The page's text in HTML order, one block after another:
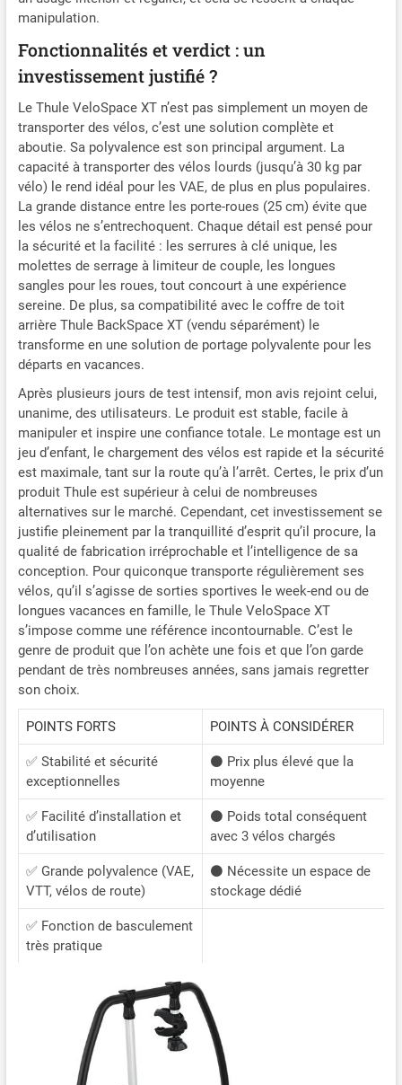
manipulation.
Fonctionnalités et verdict : un
investissement justifié ?
Le Thule VeloSpace XT n’est pas simplement un moyen de
transporter des vélos, c’est une solution complète et
aboutie. Sa polyvalence est son principal argument. La
capacité à transporter des vélos lourds (jusqu’à 30 kg par
vélo) le rend idéal pour les VAE, de plus en plus populaires.
La grande distance entre les porte-roues (25 cm) évite que
les vélos ne s’entrechoquent. Chaque détail est pensé pour
la sécurité et la facilité : les serrures à clé unique, les
molettes de serrage à limiteur de couple, les longues
sangles pour les roues, tout concourt à une expérience
sereine. De plus, sa compatibilité avec le coffre de toit
arrière Thule BackSpace XT (vendu séparément) le
transforme en une solution de portage polyvalente pour les
départs en vacances.
Après plusieurs jours de test intensif, mon avis rejoint celui,
unanime, des utilisateurs. Le produit est stable, facile à
manipuler et inspire une confiance totale. Le montage est un
jeu d’enfant, le chargement des vélos est rapide et la sécurité
est maximale, tant sur la route qu’à l’arrêt. Certes, le prix d’un
produit Thule est supérieur à celui de nombreuses
alternatives sur le marché. Cependant, cet investissement se
justifie pleinement par la tranquillité d’esprit qu’il procure, la
qualité de fabrication irréprochable et l’intelligence de sa
conception. Pour quiconque transporte régulièrement ses
vélos, qu’il s’agisse de sorties sportives le week-end ou de
longues vacances en famille, le Thule VeloSpace XT
s’impose comme une référence incontournable. C’est le
genre de produit que l’on achète une fois et que l’on garde
pendant de très nombreuses années, sans jamais regretter
son choix.
POINTS FORTS POINTS À CONSIDÉRER
✅ Stabilité et sécurité
exceptionnelles
⚫ Prix plus élevé que la
moyenne
✅ Facilité d’installation et
d’utilisation
⚫ Poids total conséquent
avec 3 vélos chargés
✅ Grande polyvalence (VAE,
VTT, vélos de route)
⚫ Nécessite un espace de
stockage dédié
✅ Fonction de basculement
très pratique